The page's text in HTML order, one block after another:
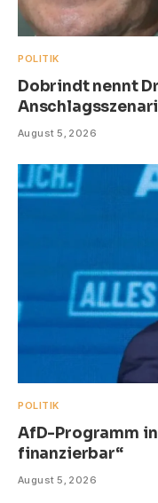
POLITIK
Dobrindt nennt
August 5, 2026
POLITIK
AfD-Programm
finanzierbar“
August 5, 2026